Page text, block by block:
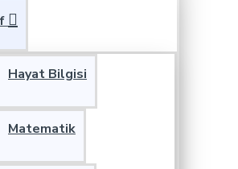
Hayat Bilgisi
Matematik